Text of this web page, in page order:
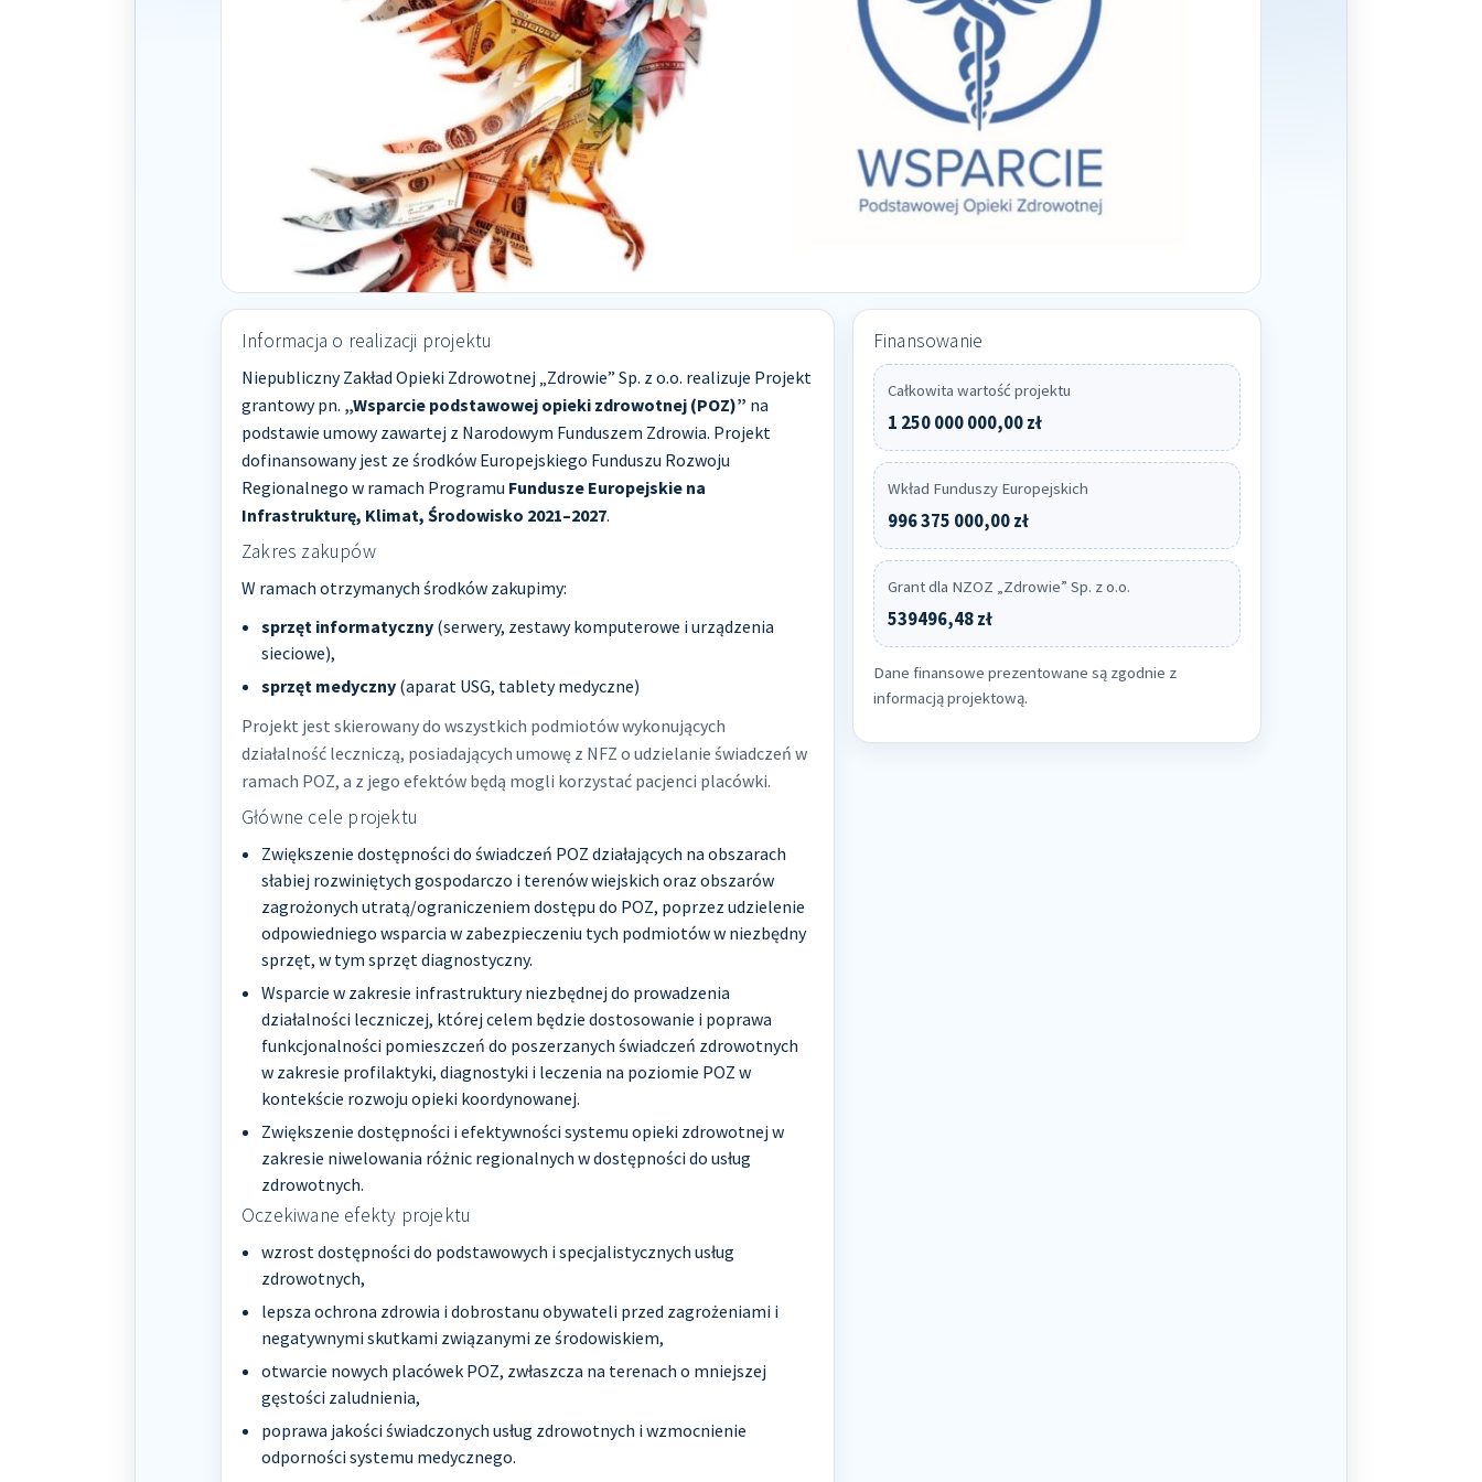
Informacja o realizacji projektu
Niepubliczny Zakład Opieki Zdrowotnej „Zdrowie” Sp. z o.o. realizuje Projekt
grantowy pn. „Wsparcie podstawowej opieki zdrowotnej (POZ)” na
podstawie umowy zawartej z Narodowym Funduszem Zdrowia. Projekt
dofinansowany jest ze środków Europejskiego Funduszu Rozwoju
Regionalnego w ramach Programu Fundusze Europejskie na
Infrastrukturę, Klimat, Środowisko 2021–2027.
Zakres zakupów
W ramach otrzymanych środków zakupimy:
sprzęt informatyczny (serwery, zestawy komputerowe i urządzenia
sieciowe),
sprzęt medyczny (aparat USG, tablety medyczne)
Projekt jest skierowany do wszystkich podmiotów wykonujących
działalność leczniczą, posiadających umowę z NFZ o udzielanie świadczeń w
ramach POZ, a z jego efektów będą mogli korzystać pacjenci placówki.
Główne cele projektu
Zwiększenie dostępności do świadczeń POZ działających na obszarach
słabiej rozwiniętych gospodarczo i terenów wiejskich oraz obszarów
zagrożonych utratą/ograniczeniem dostępu do POZ, poprzez udzielenie
odpowiedniego wsparcia w zabezpieczeniu tych podmiotów w niezbędny
sprzęt, w tym sprzęt diagnostyczny.
Wsparcie w zakresie infrastruktury niezbędnej do prowadzenia
działalności leczniczej, której celem będzie dostosowanie i poprawa
funkcjonalności pomieszczeń do poszerzanych świadczeń zdrowotnych
w zakresie profilaktyki, diagnostyki i leczenia na poziomie POZ w
kontekście rozwoju opieki koordynowanej.
Zwiększenie dostępności i efektywności systemu opieki zdrowotnej w
zakresie niwelowania różnic regionalnych w dostępności do usług
zdrowotnych.
Oczekiwane efekty projektu
wzrost dostępności do podstawowych i specjalistycznych usług
zdrowotnych,
lepsza ochrona zdrowia i dobrostanu obywateli przed zagrożeniami i
negatywnymi skutkami związanymi ze środowiskiem,
otwarcie nowych placówek POZ, zwłaszcza na terenach o mniejszej
gęstości zaludnienia,
poprawa jakości świadczonych usług zdrowotnych i wzmocnienie
odporności systemu medycznego.
Finansowanie
Całkowita wartość projektu
1 250 000 000,00 zł
Wkład Funduszy Europejskich
996 375 000,00 zł
Grant dla NZOZ „Zdrowie” Sp. z o.o.
539496,48 zł
Dane finansowe prezentowane są zgodnie z
informacją projektową.